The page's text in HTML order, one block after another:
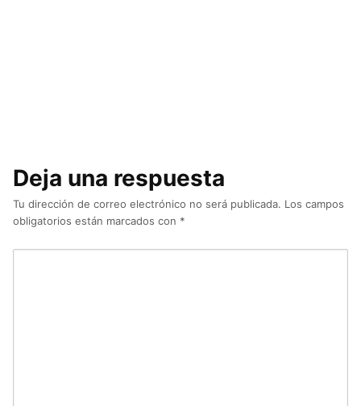
Deja una respuesta
Tu dirección de correo electrónico no será publicada. Los campos
obligatorios están marcados con *